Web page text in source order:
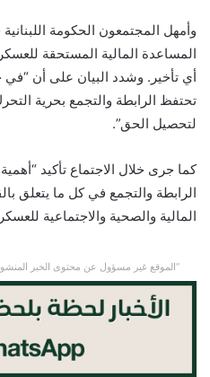
وأمهل المجتمعون الحكومة
المساعدة المالية المستحقة
أي تأخير. وشدد البيان على أن
تحتفظ الرابطة والتجمع بحرية
لتحصيل الحق”.
كما جرى خلال الاجتماع تأكيد
الرابطة والتجمع في كل ما يتعلق
المالية والصحية والاجتماعية
“الموقع غير مسؤول عن محتوى الخبر